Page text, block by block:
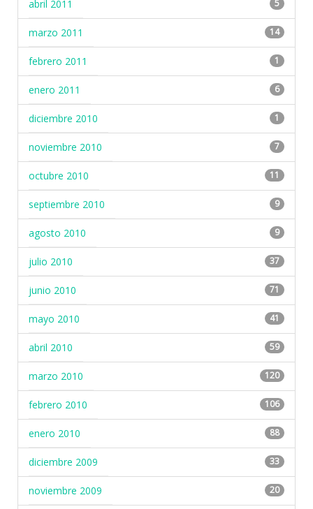
abril 2011 5
marzo 2011 14
febrero 2011 1
enero 2011 6
diciembre 2010 1
noviembre 2010 7
octubre 2010 11
septiembre 2010 9
agosto 2010 9
julio 2010 37
junio 2010 71
mayo 2010 41
abril 2010 59
marzo 2010 120
febrero 2010 106
enero 2010 88
diciembre 2009 33
noviembre 2009 20